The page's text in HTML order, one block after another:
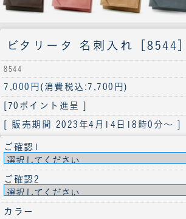
ビタリータ 名刺入れ［8544］
8544
7,000円 (消費税込:7,700円)
[70ポイント進呈 ]
[ 販売期間 2023年4月14日18時0分 ～ ]
ご確認1
ご確認2
カラー